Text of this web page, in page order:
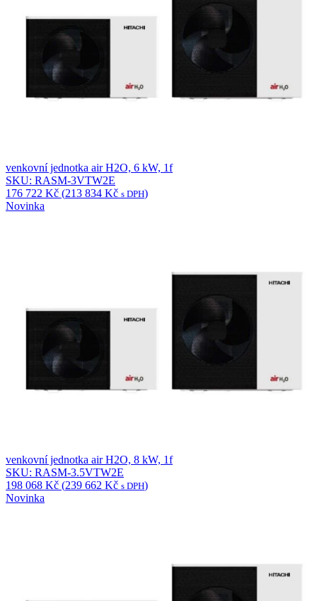
venkovní jednotka air H2O, 6 kW, 1f
SKU: RASM-3VTW2E
176 722 Kč (213 834 Kč s DPH)
Novinka
venkovní jednotka air H2O, 8 kW, 1f
SKU: RASM-3.5VTW2E
198 068 Kč (239 662 Kč s DPH)
Novinka